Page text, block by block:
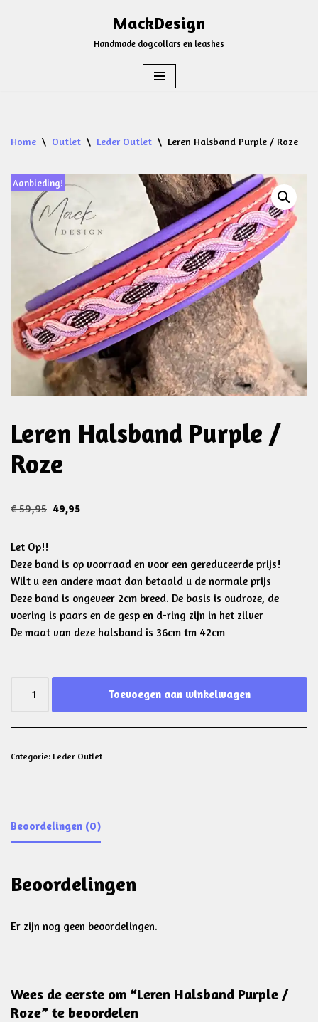
MackDesign
Handmade dogcollars en leashes
Home \ Outlet \ Leder Outlet \ Leren Halsband Purple / Roze
Aanbieding!
Leren Halsband Purple /
Roze
€59,95 49,95
Let Op!!
Deze band is op voorraad en voor een gereduceerde prijs!
Wilt u een andere maat dan betaald u de normale prijs
Deze band is ongeveer 2cm breed. De basis is oudroze, de
voering is paars en de gesp en d-ring zijn in het zilver
De maat van deze halsband is 36cm tm 42cm
Toevoegen aan winkelwagen
Categorie: Leder Outlet
Beoordelingen (0)
Beoordelingen
Er zijn nog geen beoordelingen.
Wees de eerste om “Leren Halsband Purple /
Roze” te beoordelen